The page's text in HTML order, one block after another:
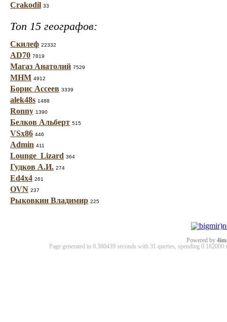
Crakodil 33
Топ 15 географов:
Скилеф 22332
AD70 7819
Магаз Анатолий 7529
МНМ 4912
Борис Ассеев 3339
alek48s 1488
Ronny 1390
Белков Альберт 515
VSx86 446
Admin 411
Lounge_Lizard 364
Гудков А.И. 274
Ed4x4 261
OVN 237
Рыковкин Владимир 225
Powered by
Page generated in 0.380439 seconds with 31 queries, spending